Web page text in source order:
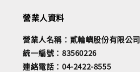
營業人資料
營業人名稱：貳輪嶼股份有限公司
統一編號：83560226
連絡電話：04-2422-8555